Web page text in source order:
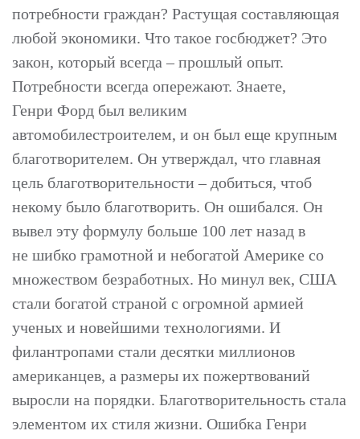
потребности граждан? Растущая составляющая
любой экономики. Что такое госбюджет? Это
закон, который всегда – прошлый опыт.
Потребности всегда опережают. Знаете,
Генри Форд был великим
автомобилестроителем, и он был еще крупным
благотворителем. Он утверждал, что главная
цель благотворительности – добиться, чтоб
некому было благотворить. Он ошибался. Он
вывел эту формулу больше 100 лет назад в
не шибко грамотной и небогатой Америке со
множеством безработных. Но минул век, США
стали богатой страной с огромной армией
ученых и новейшими технологиями. И
филантропами стали десятки миллионов
американцев, а размеры их пожертвований
выросли на порядки. Благотворительность стала
элементом их стиля жизни. Ошибка Генри